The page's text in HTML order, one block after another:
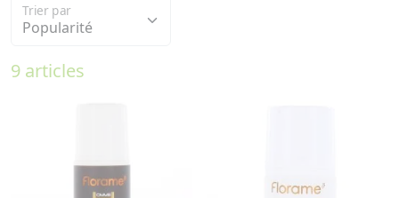
Trier par
9 articles